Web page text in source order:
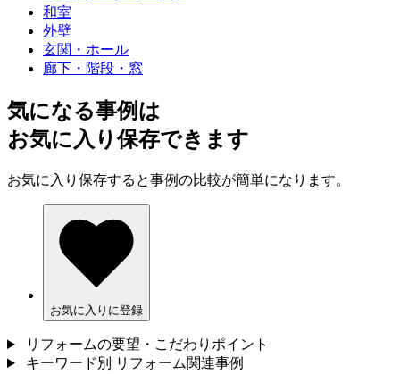
和室
外壁
玄関・ホール
廊下・階段・窓
気になる事例は
お気に入り保存できます
お気に入り保存すると事例の比較が簡単になります。
お気に入りに登録
リフォームの要望・こだわりポイント
キーワード別 リフォーム関連事例